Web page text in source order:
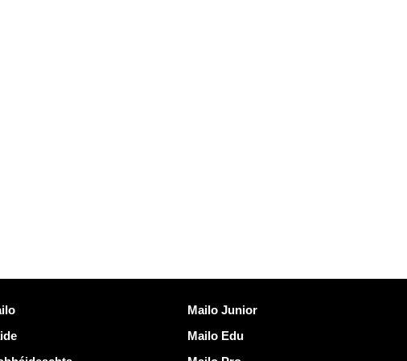
Faigh amach Mailo
Mailo Junior
Mailo Edu